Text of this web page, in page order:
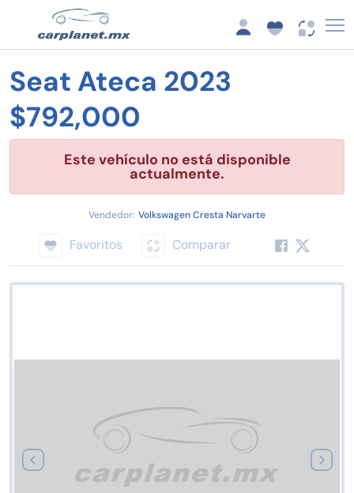
Seat Ateca 2023
$792,000
Este vehículo no está disponible
actualmente.
Vendedor: Volkswagen Cresta Narvarte
Favoritos Comparar